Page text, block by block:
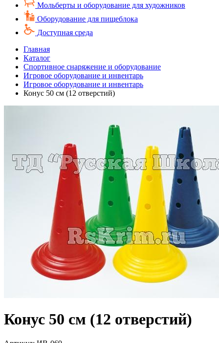
Мольберты и оборудование для художников
Оборудование для пищеблока
Доступная среда
Главная
Каталог
Спортивное снаряжение и оборудование
Игровое оборудование и инвентарь
Игровое оборудование и инвентарь
Конус 50 см (12 отверстий)
Конус 50 см (12 отверстий)